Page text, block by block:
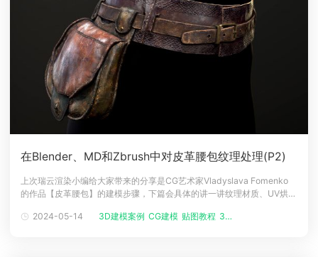
在Blender、MD和Zbrush中对皮革腰包纹理处理(P2)
上次瑞云渲染小编给大家带来的分享是CG艺术家Vladyslava Fomenko
的作品【皮革腰包】的建模步骤，下篇会具体的讲一讲纹理材质、UV烘
模型和烘焙有点具有挑战性。保持平滑的轮廓至关重要，但第一次我没有
2024-05-14 3D建模案例 CG建模 贴图教程 3D模型教程